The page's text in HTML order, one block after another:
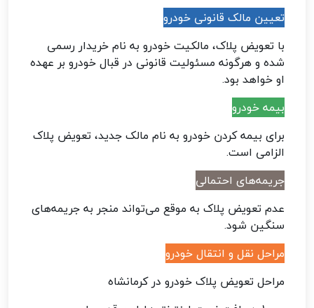
تعیین مالک قانونی خودرو
با تعویض پلاک، مالکیت خودرو به نام خریدار رسمی
شده و هرگونه مسئولیت قانونی در قبال خودرو بر عهده
او خواهد بود.
بیمه خودرو
برای بیمه کردن خودرو به نام مالک جدید، تعویض پلاک
الزامی است.
جریمه‌های احتمالی
عدم تعویض پلاک به موقع می‌تواند منجر به جریمه‌های
سنگین شود.
مراحل نقل و انتقال خودرو
مراحل تعویض پلاک خودرو در کرمانشاه